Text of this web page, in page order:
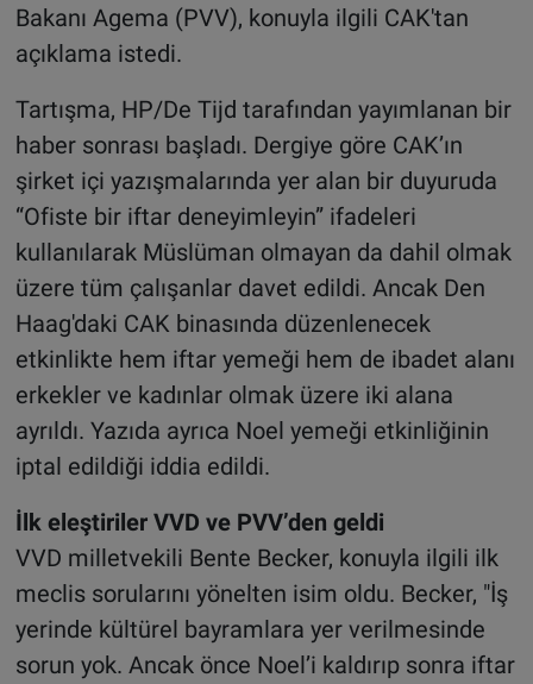
Bakanı Agema (PVV), konuyla ilgili CAK'tan
açıklama istedi.
Tartışma, HP/De Tijd tarafından yayımlanan bir
haber sonrası başladı. Dergiye göre CAK’ın
şirket içi yazışmalarında yer alan bir duyuruda
“Ofiste bir iftar deneyimleyin” ifadeleri
kullanılarak Müslüman olmayan da dahil olmak
üzere tüm çalışanlar davet edildi. Ancak Den
Haag'daki CAK binasında düzenlenecek
etkinlikte hem iftar yemeği hem de ibadet alanı
erkekler ve kadınlar olmak üzere iki alana
ayrıldı. Yazıda ayrıca Noel yemeği etkinliğinin
iptal edildiği iddia edildi.
İlk eleştiriler VVD ve PVV’den geldi
VVD milletvekili Bente Becker, konuyla ilgili ilk
meclis sorularını yönelten isim oldu. Becker, "İş
yerinde kültürel bayramlara yer verilmesinde
sorun yok. Ancak önce Noel’i kaldırıp sonra iftar